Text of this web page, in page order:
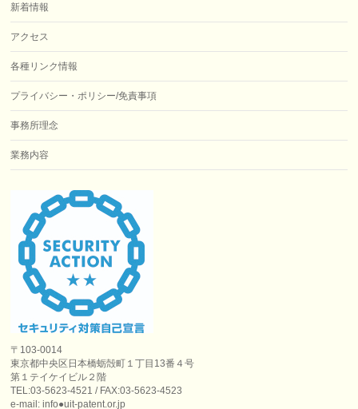
新着情報
アクセス
各種リンク情報
プライバシー・ポリシー/免責事項
事務所理念
業務内容
〒103-0014
東京都中央区日本橋蛎殻町１丁目13番４号
第１テイケイビル２階
TEL:03-5623-4521 / FAX:03-5623-4523
e-mail: info●uit-patent.or.jp